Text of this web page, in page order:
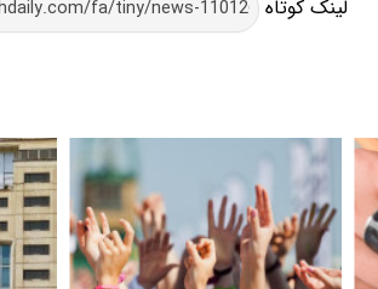
لینک کوتاه